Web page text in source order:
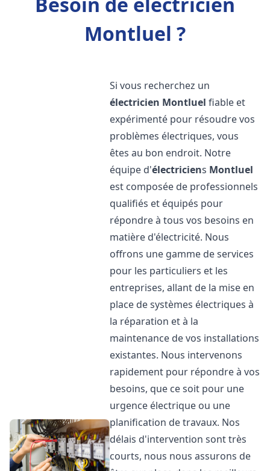
Montluel ?
Si vous recherchez un
électricien Montluel fiable et
expérimenté pour résoudre vos
problèmes électriques, vous
êtes au bon endroit. Notre
équipe d'électriciens Montluel
est composée de professionnels
qualifiés et équipés pour
répondre à tous vos besoins en
matière d'électricité. Nous
offrons une gamme de services
pour les particuliers et les
entreprises, allant de la mise en
place de systèmes électriques à
la réparation et à la
maintenance de vos installations
existantes. Nous intervenons
rapidement pour répondre à vos
besoins, que ce soit pour une
urgence électrique ou une
planification de travaux. Nos
délais d'intervention sont très
courts, nous nous assurons de